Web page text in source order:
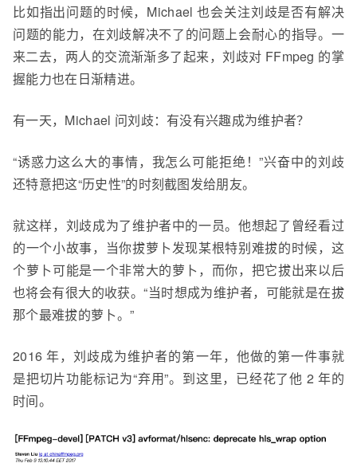
比如指出问题的时候，Michael 也会关注刘歧是否有解决
问题的能力，在刘歧解决不了的问题上会耐心的指导。一
来二去，两人的交流渐渐多了起来，刘歧对 FFmpeg 的掌
握能力也在日渐精进。
有一天，Michael 问刘歧：有没有兴趣成为维护者？
“诱惑力这么大的事情，我怎么可能拒绝！”兴奋中的刘歧
还特意把这“历史性”的时刻截图发给朋友。
就这样，刘歧成为了维护者中的一员。他想起了曾经看过
的一个小故事，当你拔萝卜发现某根特别难拔的时候，这
个萝卜可能是一个非常大的萝卜，而你， 把它拔出来以后
也将会有很大的收获。“当时想成为维护者，可能就是在拔
那个最难拔的萝卜。”
2016 年，刘歧成为维护者的第一年，他做的第一件事就
是把切片功能标记为“弃用”。到这里，已经花了他 2 年的
时间。